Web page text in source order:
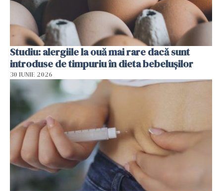
Studiu: alergiile la ouă mai rare dacă sunt
introduse de timpuriu în dieta bebelușilor
30 IUNIE 2026